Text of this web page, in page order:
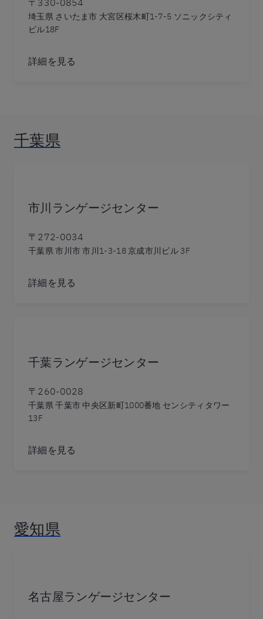
〒330-0854
埼玉県 さいたま市 大宮区桜木町1-7-5 ソニックシティ
ビル18F
詳細を見る
千葉県
市川ランゲージセンター
〒272-0034
千葉県 市川市 市川1-3-18 京成市川ビル 3F
詳細を見る
千葉ランゲージセンター
〒260-0028
千葉県 千葉市 中央区新町1000番地 センシティタワー
13F
詳細を見る
愛知県
名古屋ランゲージセンター